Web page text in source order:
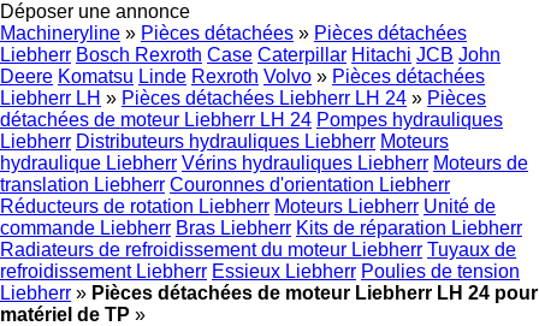
Déposer une annonce
Machineryline » Pièces détachées » Pièces détachées
Liebherr Bosch Rexroth Case Caterpillar Hitachi JCB John
Deere Komatsu Linde Rexroth Volvo » Pièces détachées
Liebherr LH » Pièces détachées Liebherr LH 24 » Pièces
détachées de moteur Liebherr LH 24 Pompes hydrauliques
Liebherr Distributeurs hydrauliques Liebherr Moteurs
hydraulique Liebherr Vérins hydrauliques Liebherr Moteurs de
translation Liebherr Couronnes d'orientation Liebherr
Réducteurs de rotation Liebherr Moteurs Liebherr Unité de
commande Liebherr Bras Liebherr Kits de réparation Liebherr
Radiateurs de refroidissement du moteur Liebherr Tuyaux de
refroidissement Liebherr Essieux Liebherr Poulies de tension
Liebherr » Pièces détachées de moteur Liebherr LH 24 pour
matériel de TP »